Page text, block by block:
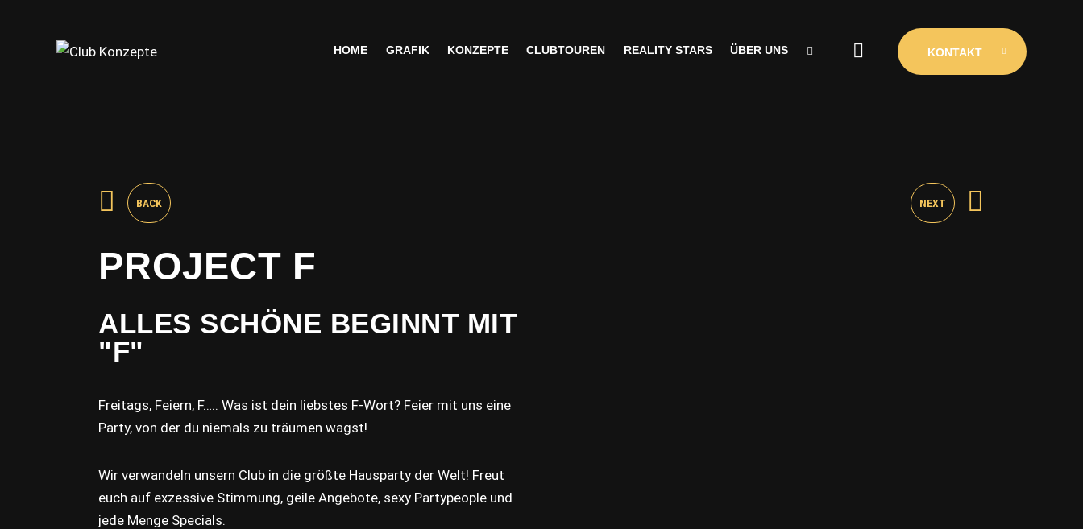
HOME GRAFIK KONZEPTE CLUBTOUREN REALITY STARS ÜBER UNS KONTAKT
BACK NEXT
PROJECT F
ALLES SCHÖNE BEGINNT MIT
"F"
Freitags, Feiern, F….. Was ist dein liebstes F-Wort? Feier mit uns eine
Party, von der du niemals zu träumen wagst!
Wir verwandeln unsern Club in die größte Hausparty der Welt! Freut
euch auf exzessive Stimmung, geile Angebote, sexy Partypeople und
jede Menge Specials.